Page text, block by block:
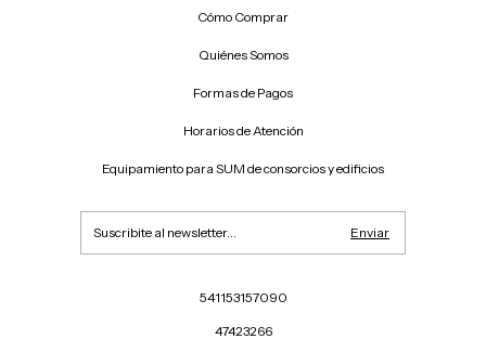
Cómo Comprar
Quiénes Somos
Formas de Pagos
Horarios de Atención
Equipamiento para SUM de consorcios y edificios
541153157090
47423266